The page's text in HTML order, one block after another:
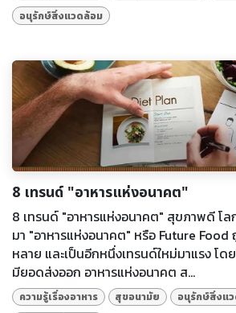
อนุรักษ์สิ่งแวดล้อม
8 เทรนด์ "อาหารแห่งอนาคต"
8 เทรนด์ "อาหารแห่งอนาคต" สุขภาพดี โ
มา "อาหารแห่งอนาคต" หรือ Future
หลาย และเป็นอีกหนึ่งเทรนด์ใหม่มาแรง โด
มียอดส่งออก อาหารแห่งอนาคต ส...
ความรู้เรื่องอาหาร สุขอนามัย
อนุรักษ์สิ่งแ